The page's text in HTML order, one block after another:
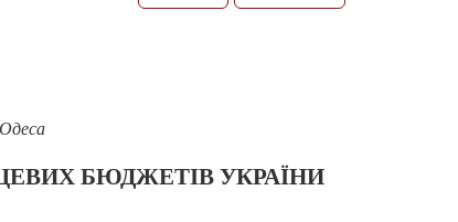
БЮДЖЕТІВ УКРАЇНИ